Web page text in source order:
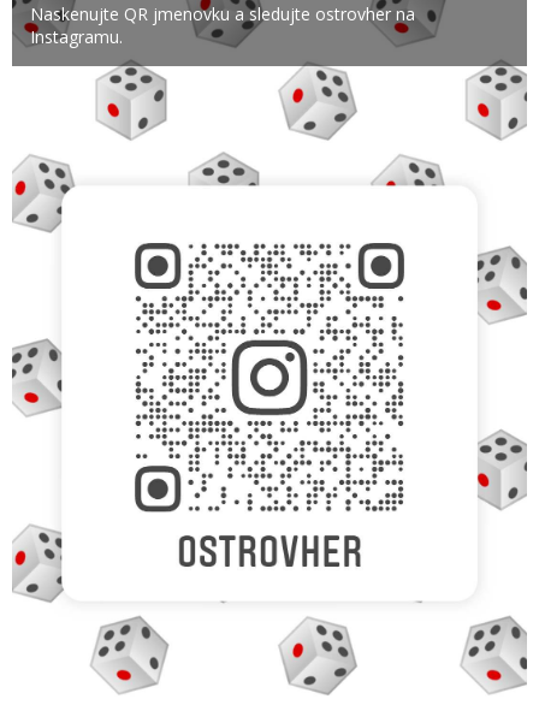
Naskenujte QR jmenovku a sledujte ostrovher na
Instagramu.